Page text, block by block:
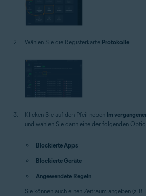
Wählen Sie die Registerkarte Protokolle
Klicken Sie auf den Pfeil neben Im
und wählen Sie dann eine der folgenden
Blockierte Apps
Blockierte Geräte
Angewendete Regeln
Sie können auch einen Zeitraum angeben (z. B.